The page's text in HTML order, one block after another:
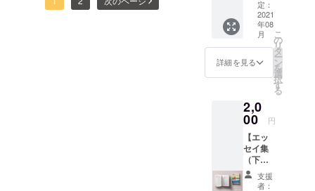
す。 ■
エッセ
イ集巻
末にお
名前の
掲載を
にお名
前をご
入力く
ださ
い。 記
載され
た表記
の通り
掲載
（希望
者の
み）】
エッセ
イ集
（下
巻）を2
けしま
す。 巻
末に掲
載する
「ご支
援者一
覧」に
あなた
定：
2021
年08
月
詳細を見る
こ
の
リ
タ
ー
ン
を
選
択
す
る
2,0
00 円
【エッ
セイ集
（下
巻）1冊
＋エッ
支援
者：